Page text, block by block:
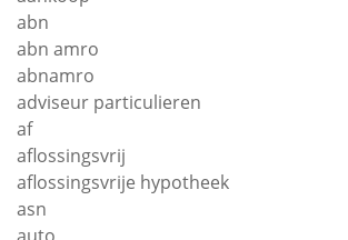
abn
abn amro
abnamro
adviseur particulieren
af
aflossingsvrij
aflossingsvrije hypotheek
asn